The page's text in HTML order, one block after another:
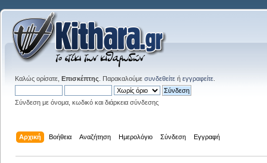
Καλώς ορίσατε, Επισκέπτης . Παρακαλούμε συνδεθείτε ή εγγραφείτε
Σύνδεση με όνομα, κωδικό και διάρκεια σύνδεσης
Αρχική Βοήθεια Αναζήτηση Ημερολόγιο Σύνδεση Εγγραφή